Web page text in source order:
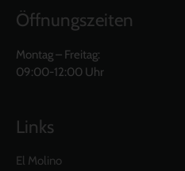
Öffnungszeiten
Montag – Freitag:
09:00-12:00 Uhr
Links
El Molino